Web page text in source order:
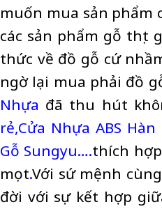
muốn mua sản phẩm
các sản phẩm gỗ thịt
thức về đồ gỗ cứ
ngờ lại mua phải đồ
Nhựa đã thu hút
rẻ,Cửa Nhựa ABS Hàn
Gỗ Sungyu….thích
mọt.Với sứmệnh cùng
đời với sự kết hợp